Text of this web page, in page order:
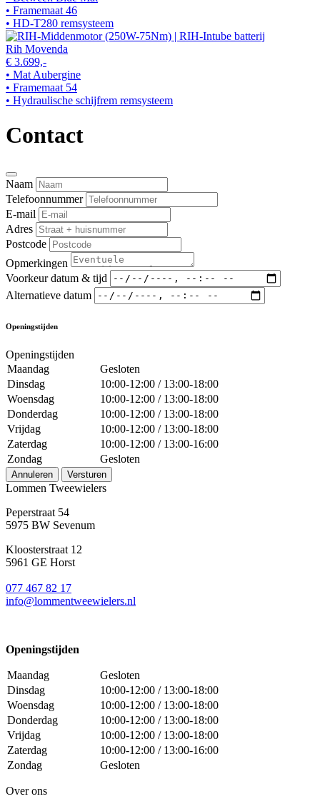
• Framemaat 46
• HD-T280 remsysteem
Rih Movenda
€ 3.699,-
• Mat Aubergine
• Framemaat 54
• Hydraulische schijfrem remsysteem
Contact
Naam
Telefoonnummer
E-mail
Adres
Postcode
Opmerkingen
Voorkeur datum & tijd
Alternatieve datum
Openingstijden
Openingstijden
Maandag
Gesloten
Dinsdag
10:00-12:00 / 13:00-18:00
Woensdag
10:00-12:00 / 13:00-18:00
Donderdag
10:00-12:00 / 13:00-18:00
Vrijdag
10:00-12:00 / 13:00-18:00
Zaterdag
10:00-12:00 / 13:00-16:00
Zondag
Gesloten
Annuleren Versturen
Lommen Tweewielers
Peperstraat 54
5975 BW Sevenum
Kloosterstraat 12
5961 GE Horst
077 467 82 17
info@lommentweewielers.nl
Openingstijden
Maandag
Gesloten
Dinsdag
10:00-12:00 / 13:00-18:00
Woensdag
10:00-12:00 / 13:00-18:00
Donderdag
10:00-12:00 / 13:00-18:00
Vrijdag
10:00-12:00 / 13:00-18:00
Zaterdag
10:00-12:00 / 13:00-16:00
Zondag
Gesloten
Over ons